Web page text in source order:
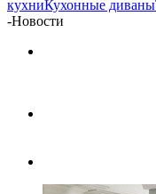
кухниКухонные диваны
-Новости